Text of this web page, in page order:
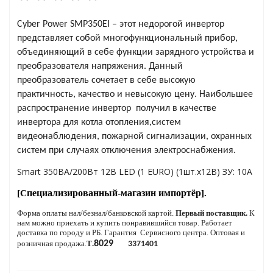
для
промышленности
Cyber Power SMP350EI – этот недорогой инвертор
представляет собой многофункциональный прибор,
объединяющий в себе функции зарядного устройства и
преобразователя напряжения. Данный
преобразователь сочетает в себе высокую
практичность, качество и невысокую цену. Наибольшее
распространение инвертор получил в качестве
инвертора для котла отопления,систем
видеонаблюдения, пожарной сигнализации, охранных
систем при случаях отключения электроснабжения.
Smart 350ВА/200Вт 12В LED (1 EURO) (1шт.х12В) ЗУ: 10А
[Специализированный-магазин импортёр].
Форма оплаты нал/безнал/банковской картой. Первый поставщик. К
нам можно приехать и купить понравившийся товар. Работает
доставка по городу и РБ. Гарантия Сервисного центра. Оптовая и
розничная продажа. T.8029 3371401